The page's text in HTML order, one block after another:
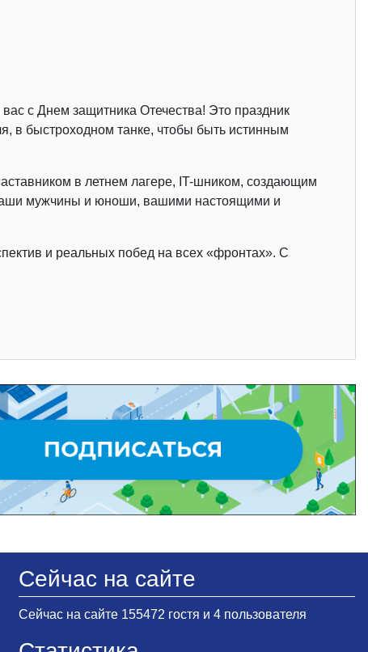
с Днем защитника Отечества! Это праздник
в быстроходном танке, чтобы быть истинным
в летнем лагере, IT-шником, создающим
мужчины и юноши, вашими настоящими и
и реальных побед на всех «фронтах». С
Сейчас на сайте
Сейчас на сайте 155472 гостя и 4 пользователя